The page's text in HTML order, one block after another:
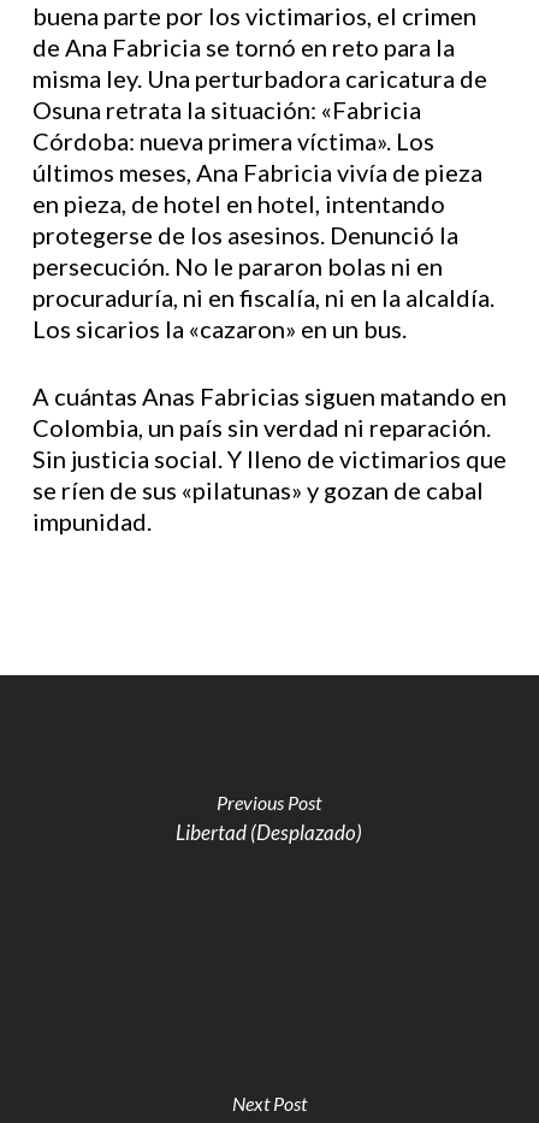
buena parte por los victimarios, el crimen
de Ana Fabricia se tornó en reto para la
misma ley. Una perturbadora caricatura de
Osuna retrata la situación: «Fabricia
Córdoba: nueva primera víctima». Los
últimos meses, Ana Fabricia vivía de pieza
en pieza, de hotel en hotel, intentando
protegerse de los asesinos. Denunció la
persecución. No le pararon bolas ni en
procuraduría, ni en fiscalía, ni en la alcaldía.
Los sicarios la «cazaron» en un bus.
A cuántas Anas Fabricias siguen matando en
Colombia, un país sin verdad ni reparación.
Sin justicia social. Y lleno de victimarios que
se ríen de sus «pilatunas» y gozan de cabal
impunidad.
Previous Post
Libertad (Desplazado)
Next Post